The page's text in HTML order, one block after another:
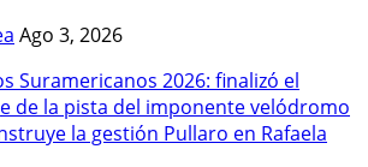
Ago 3, 2026